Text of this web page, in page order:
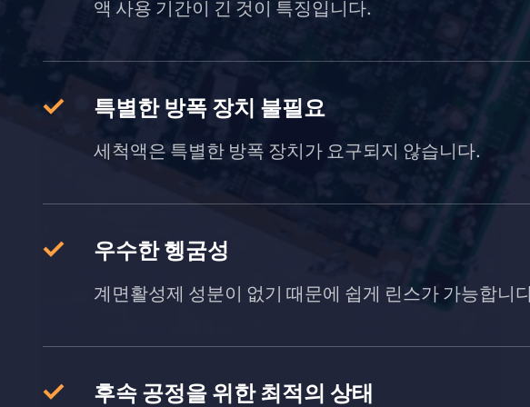
액 사용 기간이 긴 것이 특징입니다.
특별한 방폭 장치 불필요
세척액은 특별한 방폭 장치가 요구되지 않습니다.
우수한 헹굼성
계면활성제 성분이 없기 때문에 쉽게 린스가 가능합니
후속 공정을 위한 최적의 상태